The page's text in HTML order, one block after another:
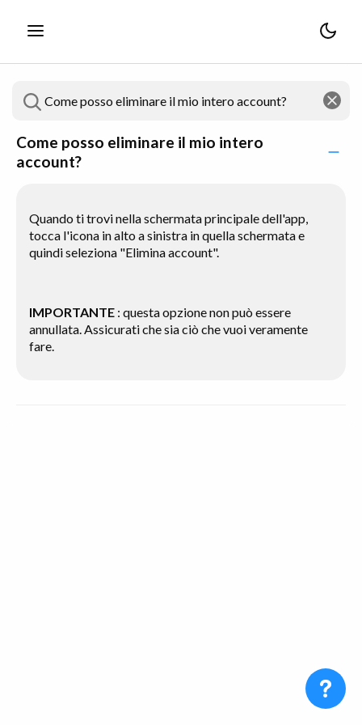
Come posso eliminare il mio intero
account?
Quando ti trovi nella schermata principale dell'app,
tocca l'icona in alto a sinistra in quella schermata e
quindi seleziona "Elimina account".
IMPORTANTE : questa opzione non può essere
annullata. Assicurati che sia ciò che vuoi veramente
fare.